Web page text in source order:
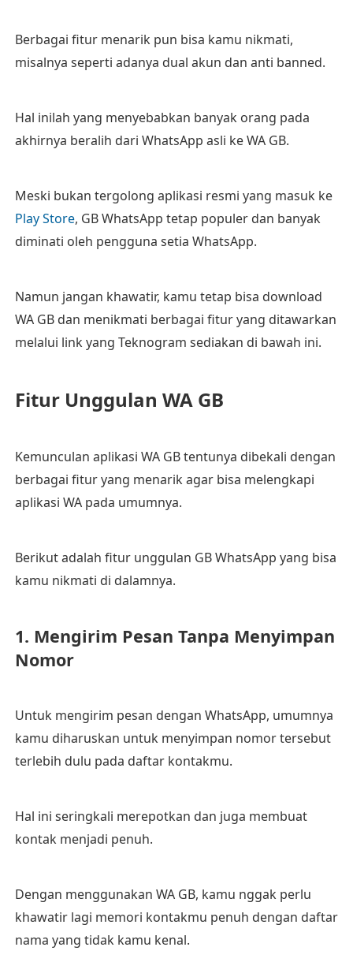
Berbagai fitur menarik pun bisa kamu nikmati,
misalnya seperti adanya dual akun dan anti banned.
Hal inilah yang menyebabkan banyak orang pada
akhirnya beralih dari WhatsApp asli ke WA GB.
Meski bukan tergolong aplikasi resmi yang masuk ke
Play Store, GB WhatsApp tetap populer dan banyak
diminati oleh pengguna setia WhatsApp.
Namun jangan khawatir, kamu tetap bisa download
WA GB dan menikmati berbagai fitur yang ditawarkan
melalui link yang Teknogram sediakan di bawah ini.
Fitur Unggulan WA GB
Kemunculan aplikasi WA GB tentunya dibekali dengan
berbagai fitur yang menarik agar bisa melengkapi
aplikasi WA pada umumnya.
Berikut adalah fitur unggulan GB WhatsApp yang bisa
kamu nikmati di dalamnya.
1. Mengirim Pesan Tanpa Menyimpan
Nomor
Untuk mengirim pesan dengan WhatsApp, umumnya
kamu diharuskan untuk menyimpan nomor tersebut
terlebih dulu pada daftar kontakmu.
Hal ini seringkali merepotkan dan juga membuat
kontak menjadi penuh.
Dengan menggunakan WA GB, kamu nggak perlu
khawatir lagi memori kontakmu penuh dengan daftar
nama yang tidak kamu kenal.